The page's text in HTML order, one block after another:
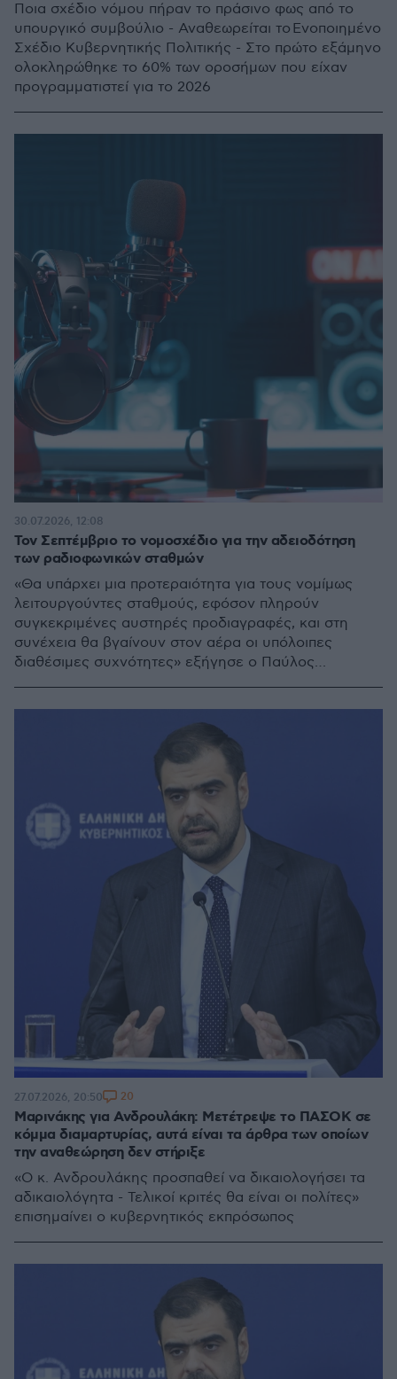
Ποια σχέδιο νόμου πήραν το πράσινο φως από το
υπουργικό συμβούλιο - Αναθεωρείται το Ενοποιημένο
Σχέδιο Κυβερνητικής Πολιτικής - Στο πρώτο εξάμηνο
ολοκληρώθηκε το 60% των οροσήμων που είχαν
προγραμματιστεί για το 2026
Τον Σεπτέμβριο το νομοσχέδιο για την αδειοδότηση
των ραδιοφωνικών σταθμών
«Θα υπάρχει μια προτεραιότητα για τους νομίμως
λειτουργούντες σταθμούς, εφόσον πληρούν
συγκεκριμένες αυστηρές προδιαγραφές, και στη
συνέχεια θα βγαίνουν στον αέρα οι υπόλοιπες
διαθέσιμες συχνότητες» εξήγησε ο Παύλος
30.07.2026, 12:08
Μαρινάκης για Ανδρουλάκη: Μετέτρεψε το ΠΑΣΟΚ σε
κόμμα διαμαρτυρίας, αυτά είναι τα άρθρα των οποίων
την αναθεώρηση δεν στήριξε
«Ο κ. Ανδρουλάκης προσπαθεί να δικαιολογήσει τα
αδικαιολόγητα - Τελικοί κριτές θα είναι οι πολίτες»
επισημαίνει ο κυβερνητικός εκπρόσωπος
27.07.2026, 20:50 20